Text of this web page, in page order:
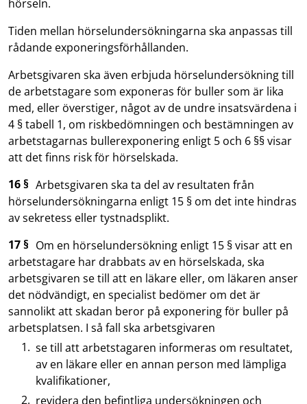
hörseln.
Tiden mellan hörselundersökningarna ska anpassas till
rådande exponeringsförhållanden.
Arbetsgivaren ska även erbjuda hörselundersökning till
de arbetstagare som exponeras för buller som är lika
med, eller överstiger, något av de undre insatsvärdena i
4 § tabell 1, om riskbedömningen och bestämningen av
arbetstagarnas bullerexponering enligt 5 och 6 §§ visar
att det finns risk för hörselskada.
16 § Arbetsgivaren ska ta del av resultaten från
hörselundersökningarna enligt 15 § om det inte hindras
av sekretess eller tystnadsplikt.
17 § Om en hörselundersökning enligt 15 § visar att en
arbetstagare har drabbats av en hörselskada, ska
arbetsgivaren se till att en läkare eller, om läkaren anser
det nödvändigt, en specialist bedömer om det är
sannolikt att skadan beror på exponering för buller på
arbetsplatsen. I så fall ska arbetsgivaren
se till att arbetstagaren informeras om resultatet,
av en läkare eller en annan person med lämpliga
kvalifikationer,
revidera den befintliga undersökningen och